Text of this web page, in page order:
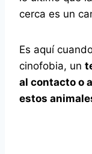
cerca es un
Es aquí
cinofobia, un
al contacto o
estos